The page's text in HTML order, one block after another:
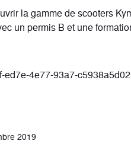
la gamme de scooters
un permis B et une
ed7e-4e77-93a7-
2019